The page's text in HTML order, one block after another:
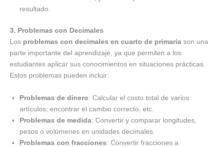
resultado.
3. Problemas con Decimales
Los problemas con decimales en cuarto de primaria son una
parte importante del aprendizaje, ya que permiten a los
estudiantes aplicar sus conocimientos en situaciones prácticas.
Estos problemas pueden incluir:
Problemas de dinero: Calcular el costo total de varios
artículos, encontrar el cambio correcto, etc.
Problemas de medida: Convertir y comparar longitudes,
pesos o volúmenes en unidades decimales.
Problemas con fracciones: Convertir fracciones a